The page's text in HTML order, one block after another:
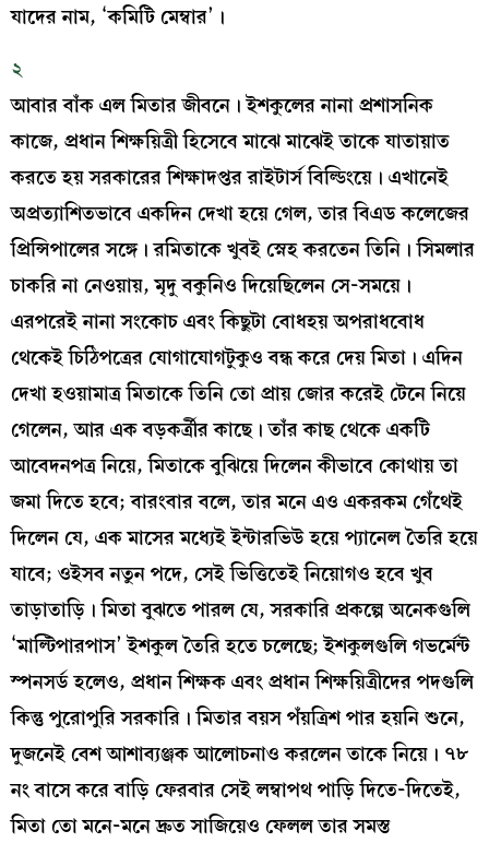
যাদের নাম, ‘কমিটি মেম্বার’।
২
আবার বাঁক এল মিতার জীবনে। ইশকুলের নানা প্রশাসনিক
কাজে, প্রধান শিক্ষয়িত্রী হিসেবে মাঝে মাঝেই তাকে যাতায়াত
করতে হয় সরকারের শিক্ষাদপ্তর রাইটার্স বিল্ডিংয়ে। এখানেই
অপ্রত্যাশিতভাবে একদিন দেখা হয়ে গেল, তার বিএড কলেজের
প্রিন্সিপালের সঙ্গে। রমিতাকে খুবই স্নেহ করতেন তিনি। সিমলার
চাকরি না নেওয়ায়, মৃদু বকুনিও দিয়েছিলেন সে-সময়ে।
এরপরেই নানা সংকোচ এবং কিছুটা বোধহয় অপরাধবোধ
থেকেই চিঠিপত্রের যোগাযোগটুকুও বন্ধ করে দেয় মিতা। এদিন
দেখা হওয়ামাত্র মিতাকে তিনি তো প্রায় জোর করেই টেনে নিয়ে
গেলেন, আর এক বড়কর্ত্রীর কাছে। তাঁর কাছ থেকে একটি
আবেদনপত্র নিয়ে, মিতাকে বুঝিয়ে দিলেন কীভাবে কোথায় তা
জমা দিতে হবে; বারংবার বলে, তার মনে এও একরকম গেঁথেই
দিলেন যে, এক মাসের মধ্যেই ইন্টারভিউ হয়ে প্যানেল তৈরি হয়ে
যাবে; ওইসব নতুন পদে, সেই ভিত্তিতেই নিয়োগও হবে খুব
তাড়াতাড়ি। মিতা বুঝতে পারল যে, সরকারি প্রকল্পে অনেকগুলি
‘মাল্টিপারপাস’ ইশকুল তৈরি হতে চলেছে; ইশকুলগুলি গভর্মেন্ট
স্পনসর্ড হলেও, প্রধান শিক্ষক এবং প্রধান শিক্ষয়িত্রীদের পদগুলি
কিন্তু পুরোপুরি সরকারি। মিতার বয়স পঁয়ত্রিশ পার হয়নি শুনে,
দুজনেই বেশ আশাব্যঞ্জক আলোচনাও করলেন তাকে নিয়ে। ৭৮
নং বাসে করে বাড়ি ফেরবার সেই লম্বাপথ পাড়ি দিতে-দিতেই,
মিতা তো মনে-মনে দ্রুত সাজিয়েও ফেলল তার সমস্ত